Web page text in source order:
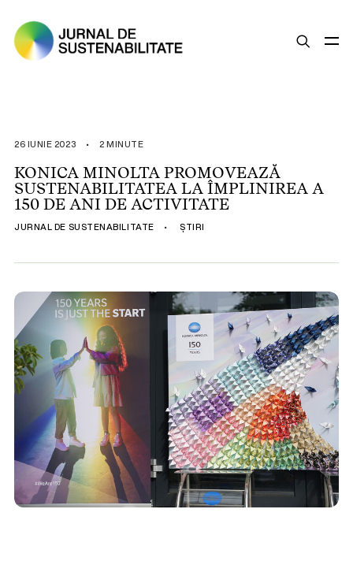
ȘTIRI
OPINII
ESG
COMPANII SUSTENABILE
26 IUNIE 2023 • 2 MINUTE
KONICA MINOLTA PROMOVEAZĂ
SUSTENABILITATEA LA ÎMPLINIREA A
150 DE ANI DE ACTIVITATE
JURNAL DE SUSTENABILITATE • ȘTIRI